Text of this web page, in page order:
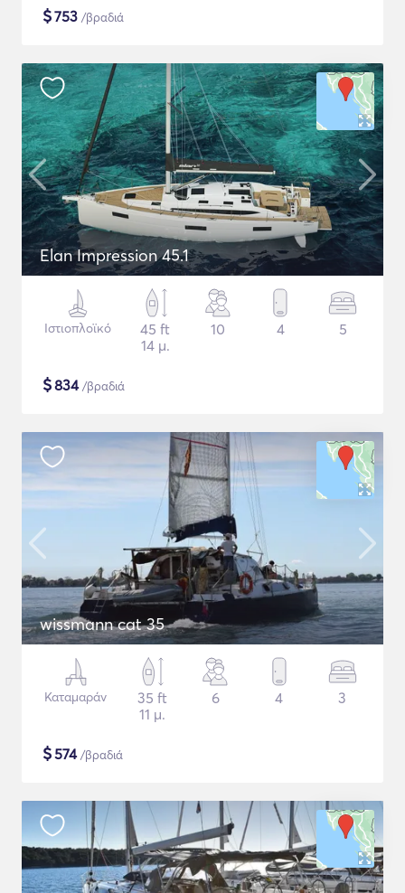
$753 /βραδιά
Elan Impression 45.1
Ιστιοπλοϊκό
45 ft
14 μ.
10 4 5
$834/βραδιά
wissmann cat 35
Καταμαράν
35 ft
11 μ.
6 4 3
$574/βραδιά